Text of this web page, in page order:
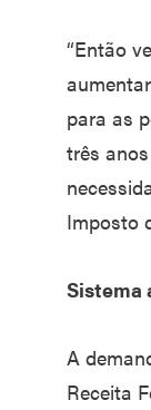
“Então
para as
três
Imposto
Sistema
A
Receita